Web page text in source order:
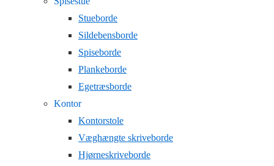
Stueborde
Sildebensborde
Spiseborde
Plankeborde
Egetræsborde
Kontor
Kontorstole
Væghængte skriveborde
Hjørneskriveborde